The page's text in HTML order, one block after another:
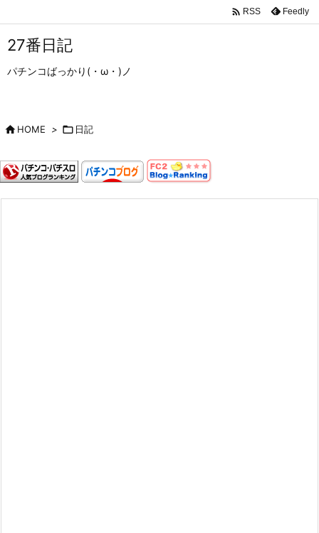
 RSS Feedly
27番日記
パチンコばっかり(・ω・)ノ
HOME >  日記